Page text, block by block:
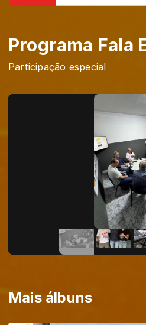
Programa Fala
Participação especial
Mais álbuns